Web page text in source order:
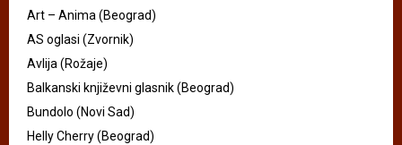
Art – Anima (Beograd)
AS oglasi (Zvornik)
Avlija (Rožaje)
Balkanski književni glasnik (Beograd)
Bundolo (Novi Sad)
Helly Cherry (Beograd)